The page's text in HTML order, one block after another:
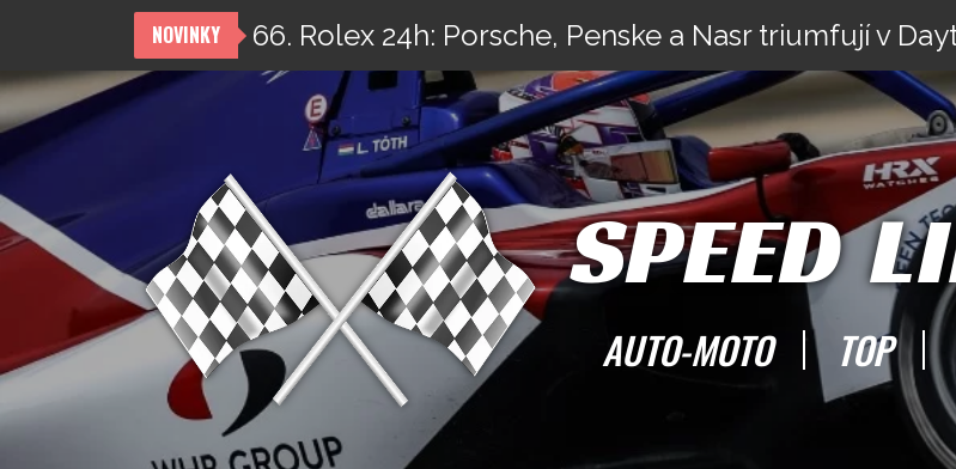
Přeskočit
obsah
NOVINKY 66. Rolex 24h: Porsche, Penske a Nasr triumfují v
SPEED
AUTO-MOTO TOP